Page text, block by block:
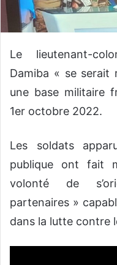
o
r
l
Le lieutenant-
Damiba « se serait
une base militaire
1er octobre 2022.
Les soldats
publique ont fait
volonté de
partenaires »
dans la lutte contre